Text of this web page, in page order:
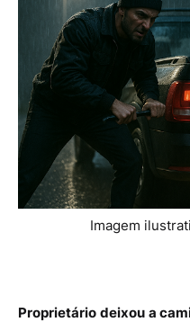
Imagem
Proprietário deixou a